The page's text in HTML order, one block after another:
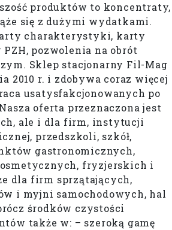
produktów to koncentraty,
się z dużymi wydatkami.
charakterystyki, karty
pozwolenia na obrót
Sklep stacjonarny Fil-Mag
2010 r. i zdobywa coraz więcej
usatysfakcjonowanych po
oferta przeznaczona jest
ale i dla firm, instytucji
przedszkoli, szkół,
gastronomicznych,
fryzjerskich i
dla firm sprzątających,
i myjni samochodowych, hal
środków czystości
także w: – szeroką gamę